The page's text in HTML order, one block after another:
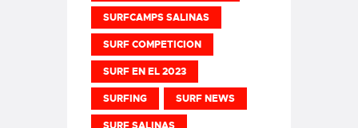
SURFCAMPS SALINAS
SURF COMPETICION
SURF EN EL 2023
SURFING SURF NEWS
SURF SALINAS